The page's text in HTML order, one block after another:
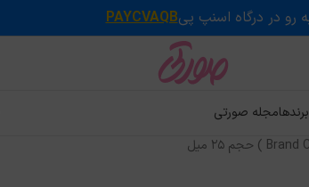
PAYCVAQB
برندهامجله صورتی